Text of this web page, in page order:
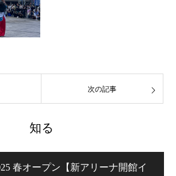
次の記事
知る
春オープン【新アリーナ開館イ